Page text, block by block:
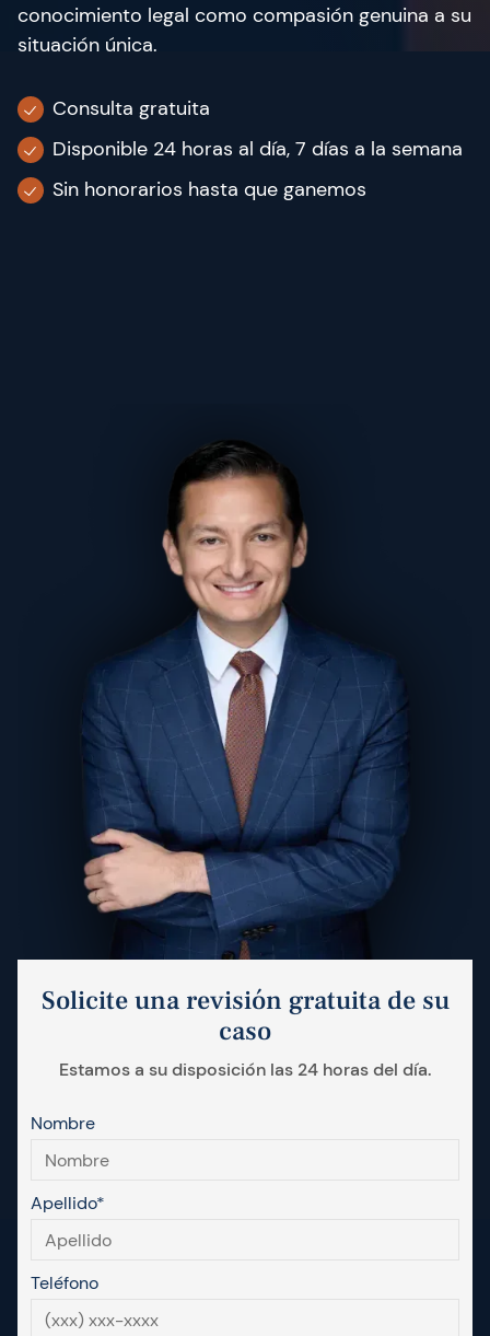
conocimiento legal como compasión genuina a su
situación única.
Consulta gratuita
Disponible 24 horas al día, 7 días a la semana
Sin honorarios hasta que ganemos
Solicite una revisión gratuita de su
caso
Estamos a su disposición las 24 horas del día.
Nombre
Apellido*
Teléfono